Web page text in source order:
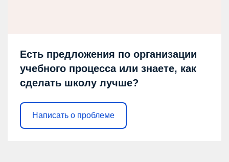
Есть предложения по организации
учебного процесса или знаете, как
сделать школу лучше?
Написать о проблеме